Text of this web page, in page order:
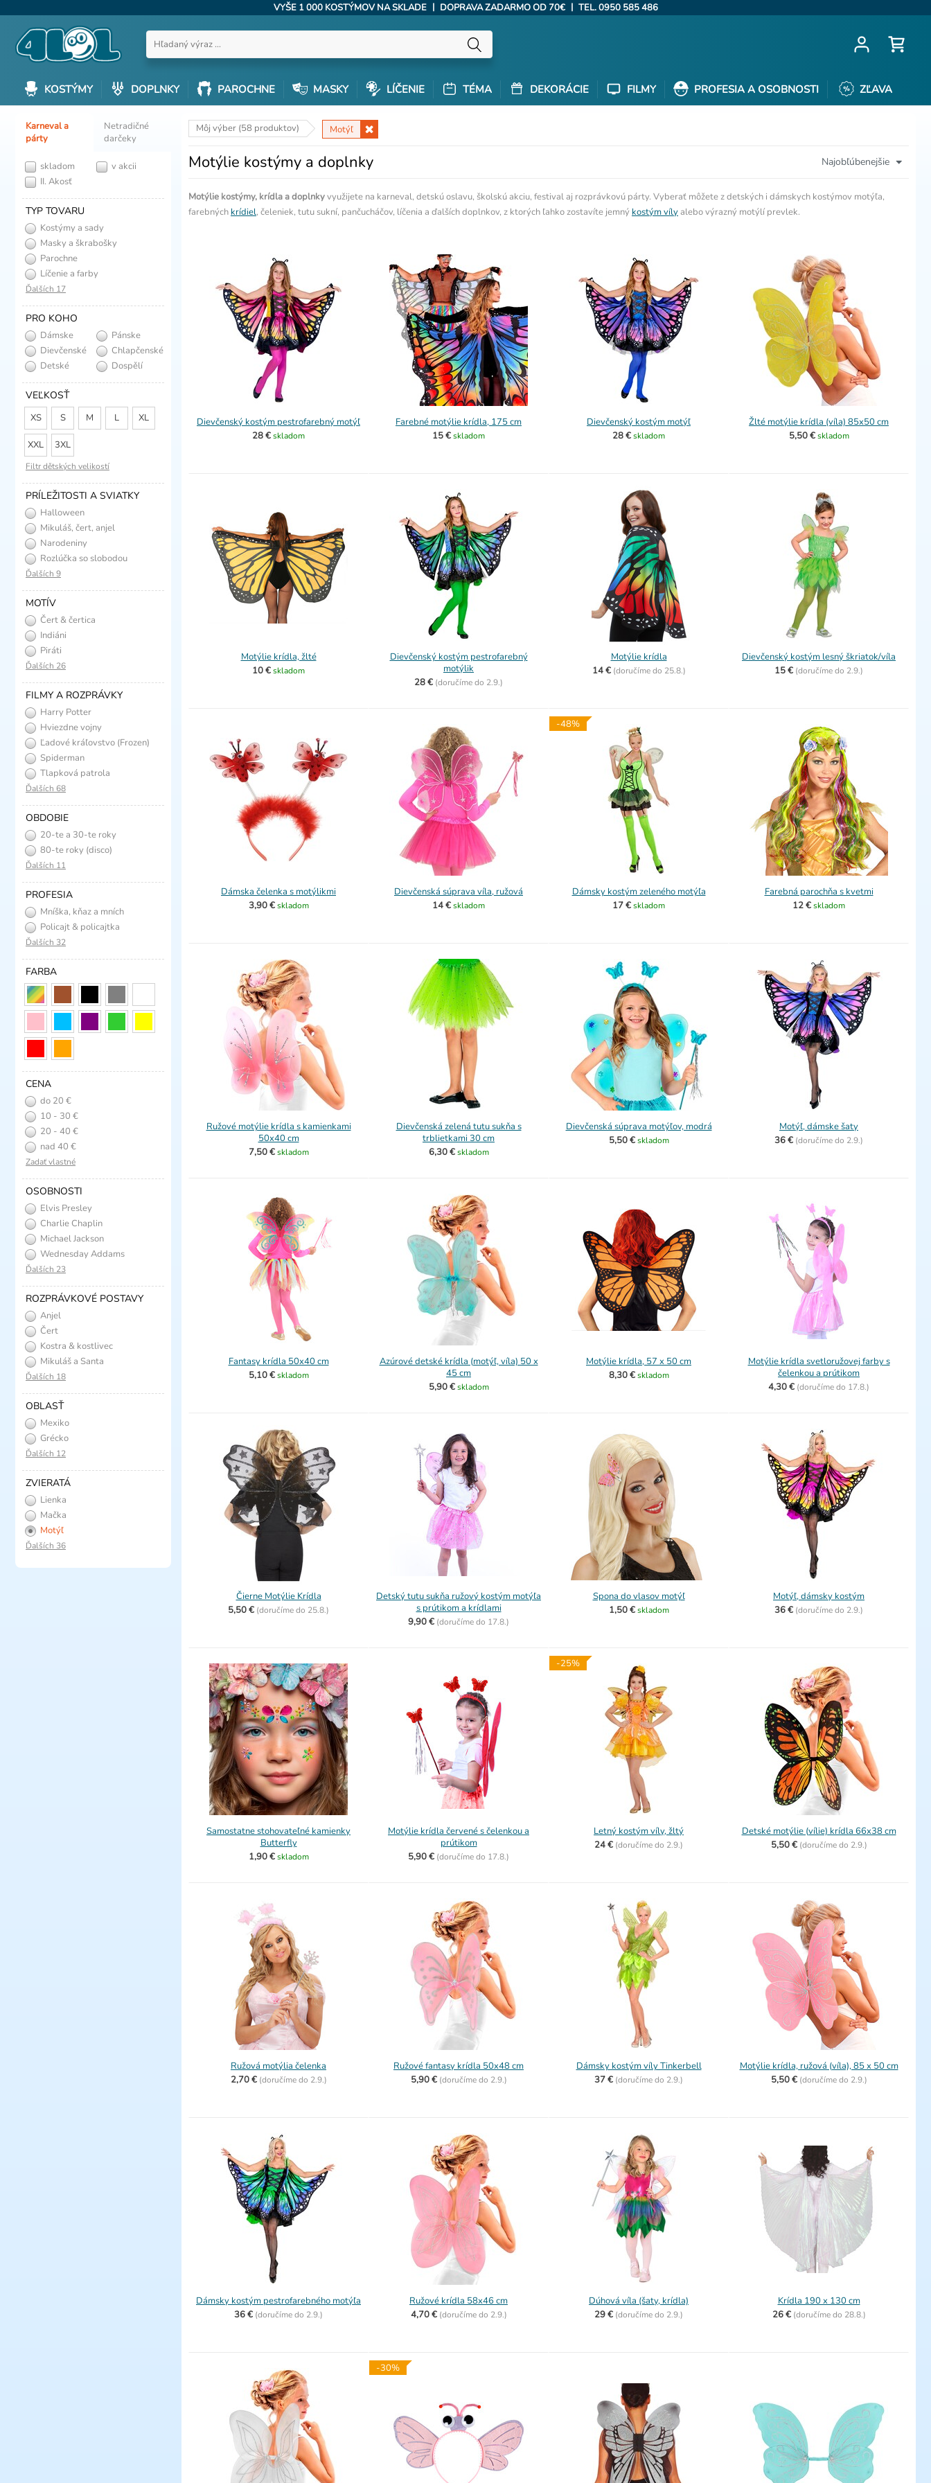
VYŠE 1 000 KOSTÝMOV NA SKLADE | DOPRAVA ZADARMO OD 70€ | TEL. 0950 585 486
KOSTÝMY DOPLNKY PAROCHNE MASKY LÍČENIE TÉMA DEKORÁCIE FILMY PROFESIA A OSOBNOSTI ZĽAVA
Môj výber (58 produktov) Motýľ
Najobľúbenejšie
Motýlie kostýmy a doplnky
Motýlie kostýmy, krídla a doplnkyvyužijete na karneval, detskú oslavu, školskú akciu, festival aj rozprávkovú párty. Vyberať môžete z detských i dámskych kostýmov motýľa,
farebných krídiel, čeleniek, tutu sukní, pančucháčov, líčenia a ďalších doplnkov, z ktorých ľahko zostavíte jemný kostým vílyalebo výrazný motýlí prevlek.
Dievčenský kostým pestrofarebný motýľ
28 €skladom
Farebné motýlie krídla, 175 cm
15 €skladom
Dievčenský kostým motýľ
28 €skladom
Žlté motýlie krídla (víla) 85x50 cm
5,50 € skladom
Motýlie krídla, žlté
10 €skladom
Dievčenský kostým pestrofarebný
motýlik
28 € (doručíme do 2.9.)
Motýlie krídla
14 € (doručíme do 25.8.)
Dievčenský kostým lesný škriatok/víla
15 € (doručíme do 2.9.)
Dámska čelenka s motýlikmi
3,90 € skladom
Dievčenská súprava víla, ružová
14 €skladom
-48%
Dámsky kostým zeleného motýľa
17 €skladom
Farebná parochňa s kvetmi
12 €skladom
Ružové motýlie krídla s kamienkami
50x40 cm
7,50 € skladom
Dievčenská zelená tutu sukňa s
trblietkami 30 cm
6,30 € skladom
Dievčenská súprava motýľov, modrá
5,50 € skladom
Motýľ, dámske šaty
36 € (doručíme do 2.9.)
Fantasy krídla 50x40 cm
5,10 € skladom
Azúrové detské krídla (motýľ, víla) 50 x
45 cm
5,90 € skladom
Motýlie krídla, 57 x 50 cm
8,30 € skladom
Motýlie krídla svetloružovej farby s
čelenkou a prútikom
4,30 € (doručíme do 17.8.)
Čierne Motýlie Krídla
5,50 € (doručíme do 25.8.)
Detský tutu sukňa ružový kostým motýľa
s prútikom a krídlami
9,90 € (doručíme do 17.8.)
Spona do vlasov motýľ
1,50 € skladom
Motýľ, dámsky kostým
36 € (doručíme do 2.9.)
Samostatne stohovateľné kamienky
Butterfly
1,90 € skladom
Motýlie krídla červené s čelenkou a
prútikom
5,90 € (doručíme do 17.8.)
-25%
Letný kostým víly, žltý
24 € (doručíme do 2.9.)
Detské motýlie (vílie) krídla 66x38 cm
5,50 € (doručíme do 2.9.)
Ružová motýlia čelenka
2,70 € (doručíme do 2.9.)
Ružové fantasy krídla 50x48 cm
5,90 € (doručíme do 2.9.)
Dámsky kostým víly Tinkerbell
37 € (doručíme do 2.9.)
Motýlie krídla, ružová (víla), 85 x 50 cm
5,50 € (doručíme do 2.9.)
Dámsky kostým pestrofarebného motýľa
36 € (doručíme do 2.9.)
Ružové krídla 58x46 cm
4,70 € (doručíme do 2.9.)
Dúhová víla (šaty, krídla)
29 € (doručíme do 2.9.)
Krídla 190 x 130 cm
26 € (doručíme do 28.8.)
-30%
Karneval a
párty
Netradičné
darčeky
skladom
v akcii
II. Akosť
TYP TOVARU
Kostýmy a sady
Masky a škrabošky
Parochne
Líčenie a farby
Ďalších 17
PRO KOHO
Dámske
Pánske
Dievčenské
Chlapčenské
Detské
Dospělí
VEĽKOSŤ
XS S M L XL
XXL 3XL
Filtr dětských velikostí
PRÍLEŽITOSTI A SVIATKY
Halloween
Mikuláš, čert, anjel
Narodeniny
Rozlúčka so slobodou
Ďalších 9
MOTÍV
Čert & čertica
Indiáni
Piráti
Ďalších 26
FILMY A ROZPRÁVKY
Harry Potter
Hviezdne vojny
Ľadové kráľovstvo (Frozen)
Spiderman
Tlapková patrola
Ďalších 68
OBDOBIE
20-te a 30-te roky
(charleston)
80-te roky (disco)
Ďalších 11
PROFESIA
Mníška, kňaz a mních
Policajt & policajtka
Ďalších 32
FARBA
CENA
do 20 €
10 - 30 €
20 - 40 €
nad 40 €
Zadať vlastné
OSOBNOSTI
Elvis Presley
Charlie Chaplin
Michael Jackson
Wednesday Addams
Ďalších 23
ROZPRÁVKOVÉ POSTAVY
Anjel
Čert
Kostra & kostlivec
Mikuláš a Santa
Ďalších 18
OBLASŤ
Mexiko
Grécko
Ďalších 12
ZVIERATÁ
Lienka
Mačka
Motýľ
Ďalších 36